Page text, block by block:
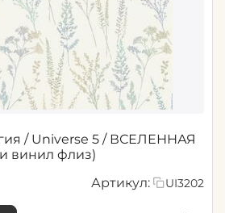
/ Universe 5 / ВСЕЛЕННАЯ
винил флиз)
Артикул: UI3202